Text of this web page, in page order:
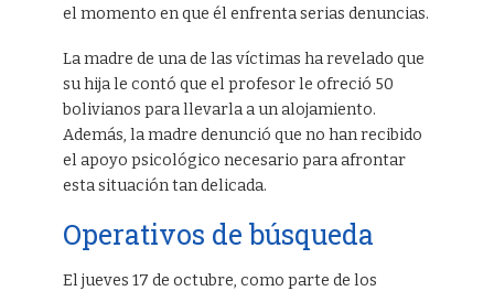
el momento en que él enfrenta serias denuncias.
La madre de una de las víctimas ha revelado que
su hija le contó que el profesor le ofreció 50
bolivianos para llevarla a un alojamiento.
Además, la madre denunció que no han recibido
el apoyo psicológico necesario para afrontar
esta situación tan delicada.
Operativos de búsqueda
El jueves 17 de octubre, como parte de los